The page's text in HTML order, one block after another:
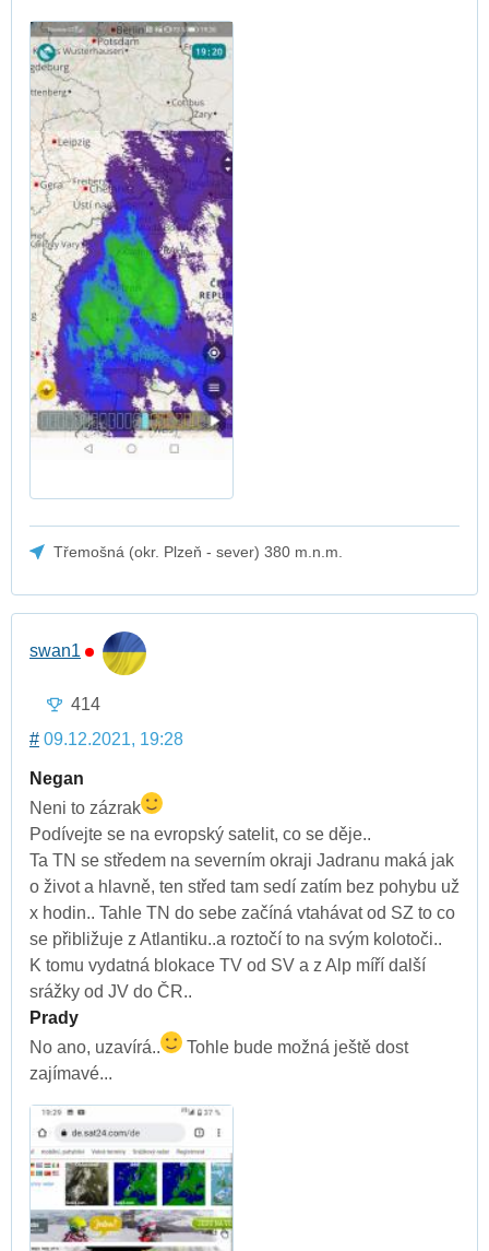
Třemošná (okr. Plzeň - sever) 380 m.n.m.
swan1
414
# 09.12.2021, 19:28
Negan
Neni to zázrak
Podívejte se na evropský satelit, co se děje..
Ta TN se středem na severním okraji Jadranu maká jak
o život a hlavně, ten střed tam sedí zatím bez pohybu už
x hodin.. Tahle TN do sebe začíná vtahávat od SZ to co
se přibližuje z Atlantiku..a roztočí to na svým kolotoči..
K tomu vydatná blokace TV od SV a z Alp míří další
srážky od JV do ČR..
Prady
No ano, uzavírá..
Tohle bude možná ještě dost
zajímavé...